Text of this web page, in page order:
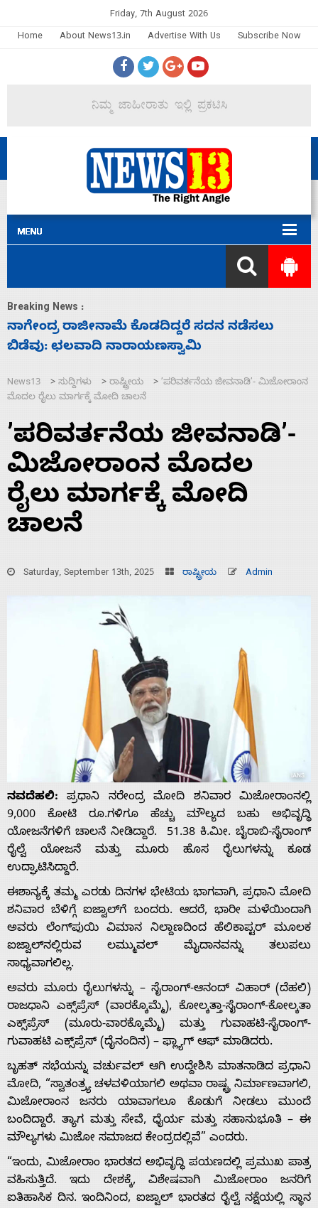
Friday, 7th August 2026
Home
About News13.in Advertise With Us Subscribe Now
Breaking News :
ಸಚಿವ ಸಂಪುಟ ವಿಸ್ತರಣೆ ಮಾಡಿದ್ದು ಹಣಬಲ ಮತ್ತು
ಹೈಕಮಾಂಡ್ ರಾಜಕಾರಣಕ್ಕೆ: ವಿಜಯೇಂದ್ರ
Home
About
Us
News13 > ಸುದ್ದಿಗಳು > ರಾಷ್ಟ್ರೀಯ > ʼಪರಿವರ್ತನೆಯ ಜೀವನಾಡಿʼ- ಮಿಜೋರಾಂನ
ಮೊದಲ ರೈಲು ಮಾರ್ಗಕ್ಕೆ ಮೋದಿ ಚಾಲನೆ
ʼಪರಿವರ್ತನೆಯ ಜೀವನಾಡಿʼ-
ಮಿಜೋರಾಂನ ಮೊದಲ
ರೈಲು ಮಾರ್ಗಕ್ಕೆ ಮೋದಿ
ಚಾಲನೆ
Saturday, September 13th, 2025 ರಾಷ್ಟ್ರೀಯ Admin
ನವದೆಹಲಿ: ಪ್ರಧಾನಿ ನರೇಂದ್ರ ಮೋದಿ ಶನಿವಾರ ಮಿಜೋರಾಂನಲ್ಲಿ
9,000 ಕೋಟಿ ರೂ.ಗಳಿಗೂ ಹೆಚ್ಚು ಮೌಲ್ಯದ ಬಹು ಅಭಿವೃದ್ಧಿ
ಯೋಜನೆಗಳಿಗೆ ಚಾಲನೆ ನೀಡಿದ್ದಾರೆ. 51.38 ಕಿ.ಮೀ. ಬೈರಾಬಿ-ಸೈರಾಂಗ್
ರೈಲ್ವೆ ಯೋಜನೆ ಮತ್ತು ಮೂರು ಹೊಸ ರೈಲುಗಳನ್ನು ಕೂಡ
ಉದ್ಘಾಟಿಸಿದ್ದಾರೆ.
ಈಶಾನ್ಯಕ್ಕೆ ತಮ್ಮ ಎರಡು ದಿನಗಳ ಭೇಟಿಯ ಭಾಗವಾಗಿ, ಪ್ರಧಾನಿ ಮೋದಿ
ಶನಿವಾರ ಬೆಳಿಗ್ಗೆ ಐಜ್ವಾಲ್‌ಗೆ ಬಂದರು. ಆದರೆ, ಭಾರೀ ಮಳೆಯಿಂದಾಗಿ
ಅವರು ಲೆಂಗ್‌ಪುಯಿ ವಿಮಾನ ನಿಲ್ದಾಣದಿಂದ ಹೆಲಿಕಾಪ್ಟರ್ ಮೂಲಕ
ಐಜ್ವಾಲ್‌ನಲ್ಲಿರುವ ಲಮ್ಮುವಲ್ ಮೈದಾನವನ್ನು ತಲುಪಲು
ಸಾಧ್ಯವಾಗಲಿಲ್ಲ.
ಅವರು ಮೂರು ರೈಲುಗಳನ್ನು – ಸೈರಾಂಗ್-ಆನಂದ್ ವಿಹಾರ್ (ದೆಹಲಿ)
ರಾಜಧಾನಿ ಎಕ್ಸ್‌ಪ್ರೆಸ್ (ವಾರಕ್ಕೊಮ್ಮೆ), ಕೋಲ್ಕತ್ತಾ-ಸೈರಾಂಗ್-ಕೋಲ್ಕತಾ
ಎಕ್ಸ್‌ಪ್ರೆಸ್ (ಮೂರು-ವಾರಕ್ಕೊಮ್ಮೆ) ಮತ್ತು ಗುವಾಹಟಿ-ಸೈರಾಂಗ್-
ಗುವಾಹಟಿ ಎಕ್ಸ್‌ಪ್ರೆಸ್ (ದೈನಂದಿನ) – ಫ್ಲ್ಯಾಗ್ ಆಫ್ ಮಾಡಿದರು.
ಬೃಹತ್ ಸಭೆಯನ್ನು ವರ್ಚುವಲ್ ಆಗಿ ಉದ್ದೇಶಿಸಿ ಮಾತನಾಡಿದ ಪ್ರಧಾನಿ
ಮೋದಿ, “ಸ್ವಾತಂತ್ರ್ಯ ಚಳವಳಿಯಾಗಲಿ ಅಥವಾ ರಾಷ್ಟ್ರ ನಿರ್ಮಾಣವಾಗಲಿ,
ಮಿಜೋರಾಂನ ಜನರು ಯಾವಾಗಲೂ ಕೊಡುಗೆ ನೀಡಲು ಮುಂದೆ
ಬಂದಿದ್ದಾರೆ. ತ್ಯಾಗ ಮತ್ತು ಸೇವೆ, ಧೈರ್ಯ ಮತ್ತು ಸಹಾನುಭೂತಿ – ಈ
ಮೌಲ್ಯಗಳು ಮಿಜೋ ಸಮಾಜದ ಕೇಂದ್ರದಲ್ಲಿವೆ” ಎಂದರು.
“ಇಂದು, ಮಿಜೋರಾಂ ಭಾರತದ ಅಭಿವೃದ್ಧಿ ಪಯಣದಲ್ಲಿ ಪ್ರಮುಖ ಪಾತ್ರ
ವಹಿಸುತ್ತಿದೆ. ಇದು ದೇಶಕ್ಕೆ, ವಿಶೇಷವಾಗಿ ಮಿಜೋರಾಂ ಜನರಿಗೆ
ಐತಿಹಾಸಿಕ ದಿನ. ಇಂದಿನಿಂದ, ಐಜ್ವಾಲ್ ಭಾರತದ ರೈಲ್ವೆ ನಕ್ಷೆಯಲ್ಲಿ ಸ್ಥಾನ